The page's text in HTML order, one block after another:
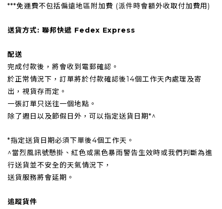
***免運費不包括偏遠地區附加費 (派件時會額外收取付加費用)
送貨方式: 聯邦快遞 Fedex Express
配送
完成付款後，將會收到電郵確認。
於正常情況下，訂單將於付款確認後14個工作天內處理及寄
出，視貨存而定。
一張訂單只送往一個地點。
除了週日以及節假日外，可以指定送貨日期*^
*指定送貨日期必須下單後4個工作天。
^當烈風訊號懸掛、紅色或黑色暴雨警告生效時或我們判斷為進
行送貨並不安全的天氣情況下，
送貨服務將會延期。
追蹤貨件